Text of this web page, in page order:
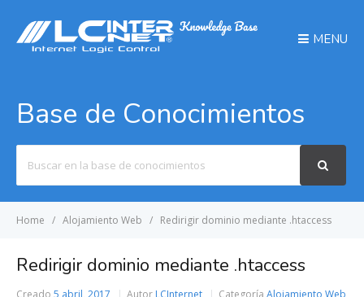
MENU
Base de Conocimientos
For
Home Alojamiento Web Redirigir dominio mediante .htaccess
Redirigir dominio mediante .htaccess
Creado 5 abril, 2017 Autor LCInternet Categoría Alojamiento Web